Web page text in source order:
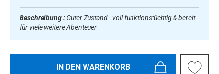
Beschreibung : Guter Zustand - voll funktionstüchtig & bereit
für viele weitere Abenteuer
IN DEN WARENKORB